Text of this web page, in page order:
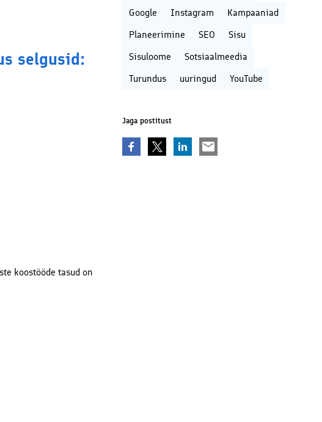
selgusid:
koostööde tasud on
Google
Instagram
Kampaaniad
Planeerimine
SEO
Sisu
Sisuloome
Sotsiaalmeedia
Turundus
uuringud YouTube
Jaga postitust